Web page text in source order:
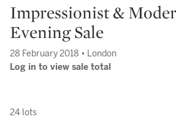
Impressionist &
Evening Sale
28 February 2018 • London
Log in to view sale total
24 lots